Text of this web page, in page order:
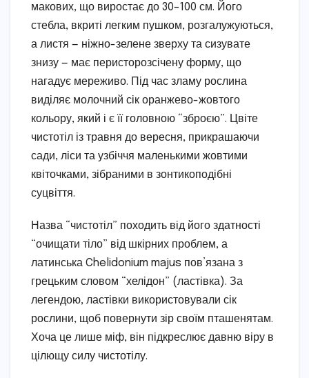
макових, що виростає до 30–100 см. Його
стебла, вкриті легким пушком, розгалужуються,
а листя — ніжно-зелене зверху та сизувате
знизу — має перисторозсічену форму, що
нагадує мереживо. Під час зламу рослина
виділяє молочний сік оранжево-жовтого
кольору, який і є її головною “зброєю”. Цвіте
чистотіл із травня до вересня, прикрашаючи
сади, ліси та узбіччя маленькими жовтими
квіточками, зібраними в зонтикоподібні
суцвіття.
Назва “чистотіл” походить від його здатності
“очищати тіло” від шкірних проблем, а
латинська Chelidonium majus пов’язана з
грецьким словом “хелідон” (ластівка). За
легендою, ластівки використовували сік
рослини, щоб повернути зір своїм пташенятам.
Хоча це лише міф, він підкреслює давню віру в
цілющу силу чистотілу.